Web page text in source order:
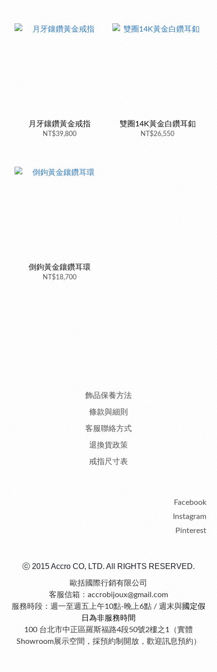
月牙鑲鑽黃金戒指
NT$39,800
雙圈14K黃金白鑽耳釦
NT$26,550
倒鉤黃金鑲鑽耳環
NT$18,700
飾品保養方法
條款與細則
客服聯絡方式
退換貨政策
戒指尺寸表
Facebook
Instagram
Pinterest
ⓒ 2015 Accro CO, LTD. All RIGHTS RESERVED.
歐括國際行銷有限公司
客服信箱：accrobijoux@gmail.com
服務時段：週一至週五上午10點-晚上6點 / 週末與國定假
日為非服務時間
100 台北市中正區羅斯福路4段50號2樓之1（實體
Showroom展示空間，採預約制開放，歡迎訊息預約）